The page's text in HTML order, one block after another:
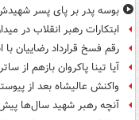
بوسه‌ پدر بر پای پسر
ابتکارات رهبر انقلاب در
رقم فسخ قرارداد رضاییان با استقلال
آیا تینا پاکروان بازهم از
واکنش عالیشاه بعد از
آنچه رهبر شهید سال‌ها پیش